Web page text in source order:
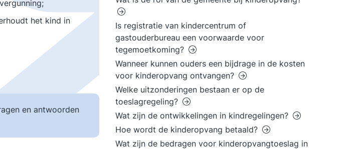
het kind in
en antwoorden
Is registratie van kindercentrum of
gastouderbureau een voorwaarde voor
tegemoetkoming?
Wanneer kunnen ouders een bijdrage in de kosten
voor kinderopvang ontvangen?
Welke uitzonderingen bestaan er op de
toeslagregeling?
Wat zijn de ontwikkelingen in kindregelingen?
Hoe wordt de kinderopvang betaald?
Wat zijn de bedragen voor kinderopvangtoeslag in